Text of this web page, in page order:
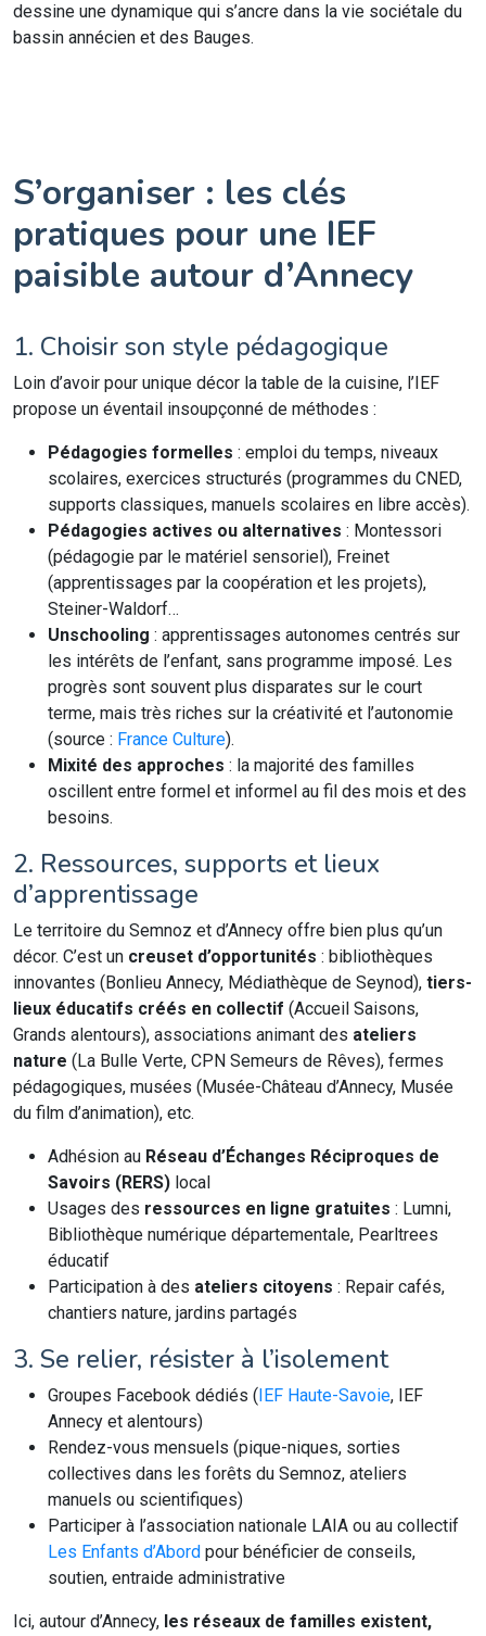
dessine une dynamique qui s’ancre dans la vie sociétale du
bassin annécien et des Bauges.
S’organiser : les clés
pratiques pour une IEF
paisible autour d’Annecy
1. Choisir son style pédagogique
Loin d’avoir pour unique décor la table de la cuisine, l’IEF
propose un éventail insoupçonné de méthodes :
Pédagogies formelles : emploi du temps, niveaux
scolaires, exercices structurés (programmes du CNED,
supports classiques, manuels scolaires en libre accès).
Pédagogies actives ou alternatives : Montessori
(pédagogie par le matériel sensoriel), Freinet
(apprentissages par la coopération et les projets),
Steiner-Waldorf…
Unschooling : apprentissages autonomes centrés sur
les intérêts de l’enfant, sans programme imposé. Les
progrès sont souvent plus disparates sur le court
terme, mais très riches sur la créativité et l’autonomie
(source : France Culture).
Mixité des approches : la majorité des familles
oscillent entre formel et informel au fil des mois et des
besoins.
2. Ressources, supports et lieux
d’apprentissage
Le territoire du Semnoz et d’Annecy offre bien plus qu’un
décor. C’est un creuset d’opportunités : bibliothèques
innovantes (Bonlieu Annecy, Médiathèque de Seynod), tiers-
lieux éducatifs créés en collectif (Accueil Saisons,
Grands alentours), associations animant des ateliers
nature (La Bulle Verte, CPN Semeurs de Rêves), fermes
pédagogiques, musées (Musée-Château d’Annecy, Musée
du film d’animation), etc.
Adhésion au Réseau d’Échanges Réciproques de
Savoirs (RERS) local
Usages des ressources en ligne gratuites : Lumni,
Bibliothèque numérique départementale, Pearltrees
éducatif
Participation à des ateliers citoyens : Repair cafés,
chantiers nature, jardins partagés
3. Se relier, résister à l’isolement
Groupes Facebook dédiés (IEF Haute-Savoie, IEF
Annecy et alentours)
Rendez-vous mensuels (pique-niques, sorties
collectives dans les forêts du Semnoz, ateliers
manuels ou scientifiques)
Participer à l’association nationale LAIA ou au collectif
Les Enfants d’Abord pour bénéficier de conseils,
soutien, entraide administrative
Ici, autour d’Annecy, les réseaux de familles existent,